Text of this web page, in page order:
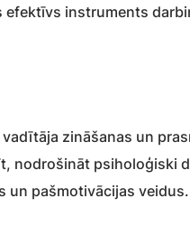
instruments
zināšanas un
psiholoģiski
un pašmotivācijas veidus.